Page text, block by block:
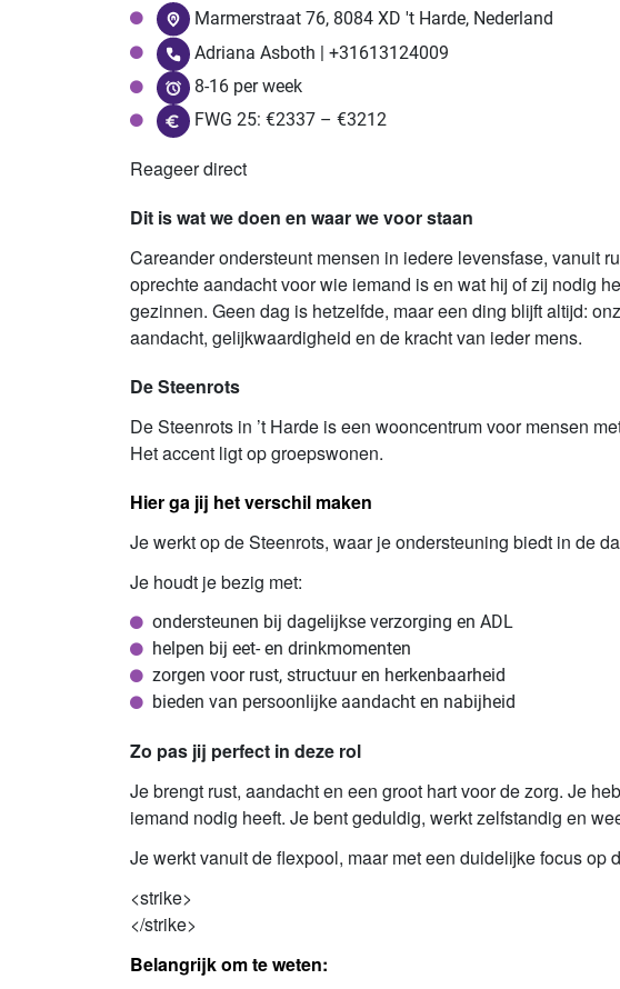
Marmerstraat 76, 8084 XD 't Harde, Nederland
Adriana Asboth | +31613124009
8-16 per week
FWG 25: €2337 – €3212
Reageer direct
Dit is wat we doen en waar we voor staan
Careander ondersteunt mensen in iedere levensfase, vanuit
oprechte aandacht voor wie iemand is en wat hij of zij nodig
gezinnen. Geen dag is hetzelfde, maar een ding blijft altijd:
aandacht, gelijkwaardigheid en de kracht van ieder mens.
De Steenrots
De Steenrots in ’t Harde is een wooncentrum voor mensen
Het accent ligt op groepswonen.
Hier ga jij het verschil maken
Je werkt op de Steenrots, waar je ondersteuning biedt in de
Je houdt je bezig met:
ondersteunen bij dagelijkse verzorging en ADL
helpen bij eet- en drinkmomenten
zorgen voor rust, structuur en herkenbaarheid
bieden van persoonlijke aandacht en nabijheid
Zo pas jij perfect in deze rol
Je brengt rust, aandacht en een groot hart voor de zorg. Je
iemand nodig heeft. Je bent geduldig, werkt zelfstandig en
Je werkt vanuit de flexpool, maar met een duidelijke focus
<strike>
</strike>
Belangrijk om te weten: